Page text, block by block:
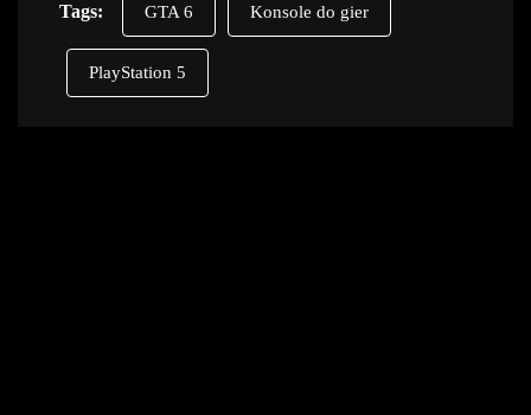
Tags: GTA 6 Konsole do gier
PlayStation 5